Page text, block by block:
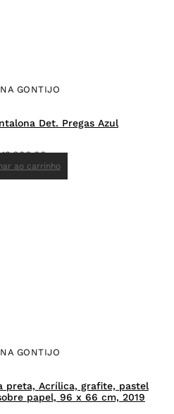
GONTIJO
Det. Pregas Azul
ao carrinho
GONTIJO
preta, Acrílica, grafite, pastel
papel, 96 x 66 cm, 2019